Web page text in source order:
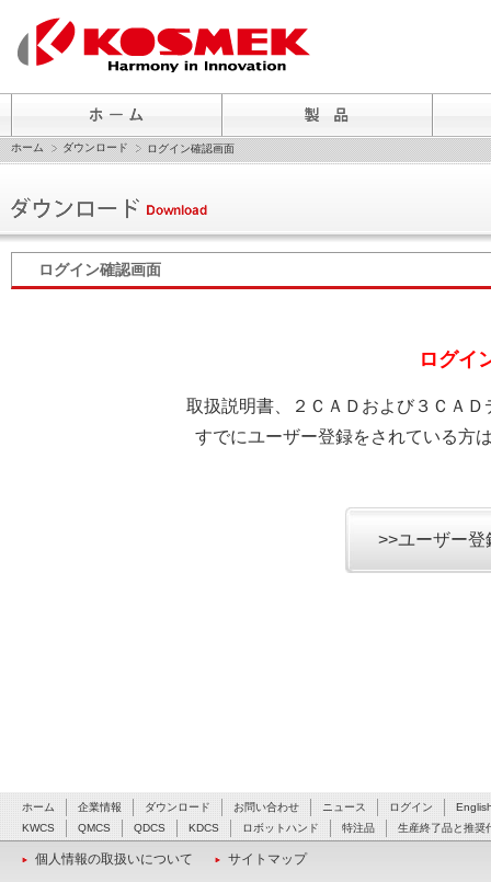
ホーム ダウンロード ログイン確認画面
ログイン確認画面
ログイ
取扱説明書、２ＣＡＤおよび３ＣＡ
すでにユーザー登録をされている方
>>ユーザー
ホーム 企業情報 ダウンロード お問い合わせ ニュース ログイン
KWCS
QMCS QDCS KDCS ロボットハンド 特注品 生産終了品と推奨
個人情報の取扱いについて サイトマップ